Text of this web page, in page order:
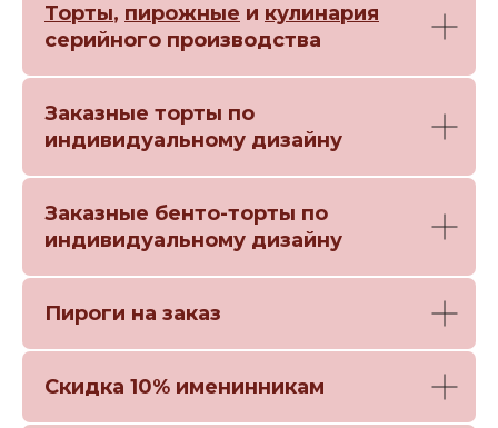
Торты, пирожные и кулинария
серийного производства
Заказные торты по
индивидуальному дизайну
Заказные бенто-торты по
индивидуальному дизайну
Пироги на заказ
Скидка 10% именинникам